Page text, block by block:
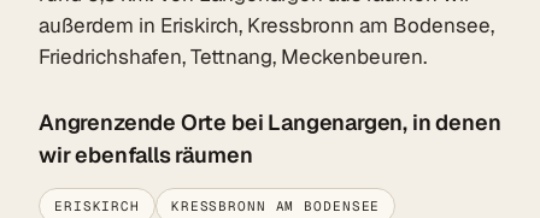
außerdem in Eriskirch, Kressbronn am Bodensee,
Friedrichshafen, Tettnang, Meckenbeuren.
Angrenzende Orte bei Langenargen, in denen
wir ebenfalls räumen
ERISKIRCH KRESSBRONN AM BODENSEE